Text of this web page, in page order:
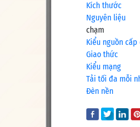
Kích thước
Nguyên liệu
chạm
Kiểu nguồn
Giao thức
Kiểu mạng
Tải tối đa mỗi
Đèn nền